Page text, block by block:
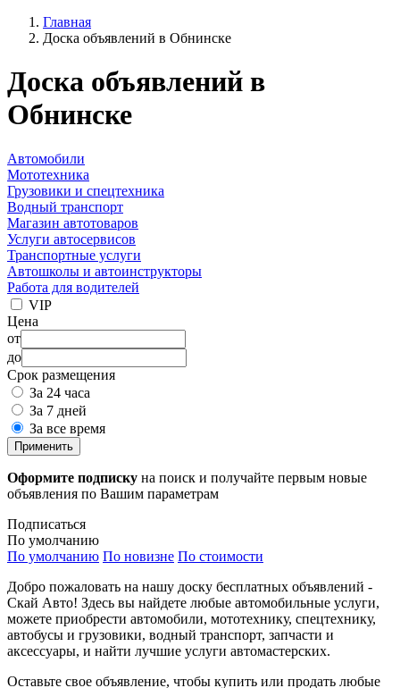
Главная
Доска объявлений в Обнинске
Доска объявлений в
Обнинске
Автомобили
Мототехника
Грузовики и спецтехника
Водный транспорт
Магазин автотоваров
Услуги автосервисов
Транспортные услуги
Автошколы и автоинструкторы
Работа для водителей
VIP
Цена
от
до
Срок размещения
За 24 часа
За 7 дней
За все время
Применить
Оформите подписку на поиск и получайте первым новые
объявления по Вашим параметрам
Подписаться
По умолчанию
По умолчанию По новизне По стоимости
Добро пожаловать на нашу доску бесплатных объявлений -
Скай Авто! Здесь вы найдете любые автомобильные услуги,
можете приобрести автомобили, мототехнику, спецтехнику,
автобусы и грузовики, водный транспорт, запчасти и
аксессуары, и найти лучшие услуги автомастерских.
Оставьте свое объявление, чтобы купить или продать любые